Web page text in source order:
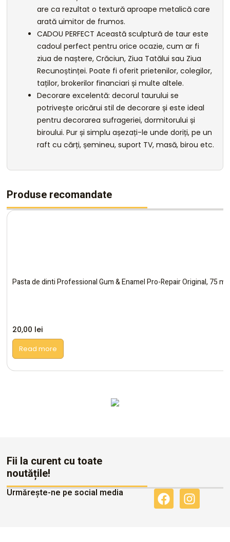
are ca rezultat o textură aproape metalică care
arată uimitor de frumos.
CADOU PERFECT Această sculptură de taur este
cadoul perfect pentru orice ocazie, cum ar fi
ziua de naștere, Crăciun, Ziua Tatălui sau Ziua
Recunoștinței. Poate fi oferit prietenilor, colegilor,
taților, brokerilor financiari și multe altele.
Decorare excelentă: decorul taurului se
potrivește oricărui stil de decorare și este ideal
pentru decorarea sufrageriei, dormitorului și
biroului. Pur și simplu așezați-le unde doriți, pe un
raft cu cărți, șemineu, suport TV, masă, birou etc.
Produse recomandate
Pasta de dinti Professional Gum & Enamel Pro-Repair Original, 75 ml,
20,00 lei
Read more
Fii la curent cu toate
noutățile!
Urmărește-ne pe social media
F
a
I
n